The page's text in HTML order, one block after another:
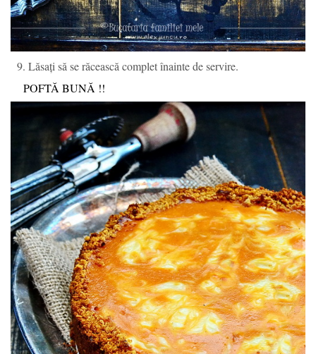
9. Lăsați să se răcească complet înainte de servire.
POFTĂ BUNĂ !!